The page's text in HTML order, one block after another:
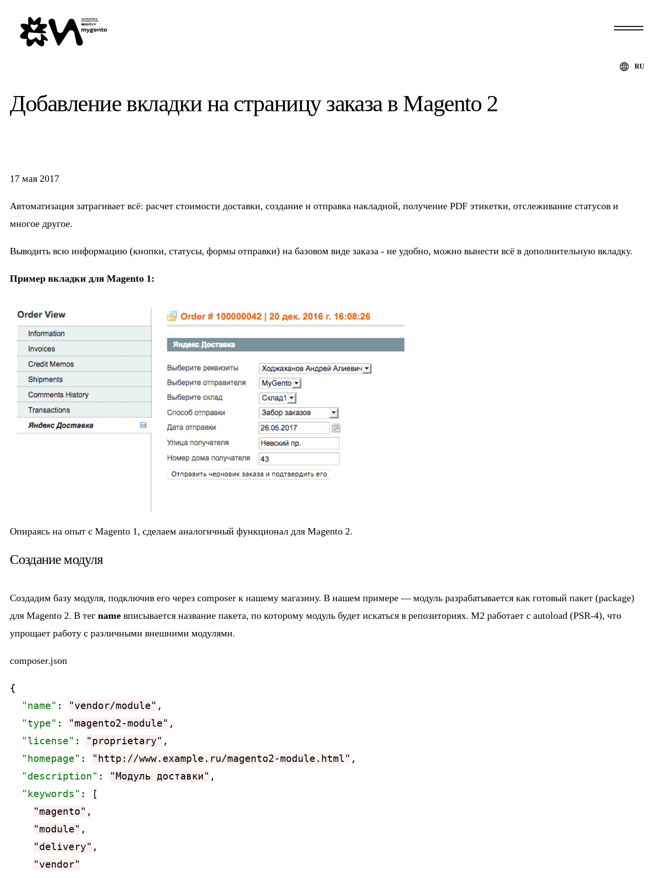
Добавление вкладки на страницу заказа в Magento 2
17 мая 2017
Автоматизация затрагивает всё: расчет стоимости доставки, создание и отправка накладной, получение PDF этикетки, отслеживание статусов и
многое другое.
Выводить всю информацию (кнопки, статусы, формы отправки) на базовом виде заказа - не удобно, можно вынести всё в дополнительную вкладку.
Пример вкладки для Magento 1:
Опираясь на опыт с Magento 1, сделаем аналогичный функционал для Magento 2.
Создание модуля
Создадим базу модуля, подключив его через composer к нашему магазину. В нашем примере — модуль разрабатывается как готовый пакет (package)
для Magento 2. В тег name вписывается название пакета, по которому модуль будет искаться в репозиториях. M2 работает с autoload (PSR-4), что
упрощает работу с различными внешними модулями.
composer.json
{
"name" : "vendor/module" ,
"type" : "magento2-module" ,
"license" : "proprietary" ,
"homepage" : "http://www.example.ru/magento2-module.html" ,
"description" : "Модуль доставки" ,
"keywords" : [
"magento" ,
"module" ,
"delivery" ,
"vendor"
RU